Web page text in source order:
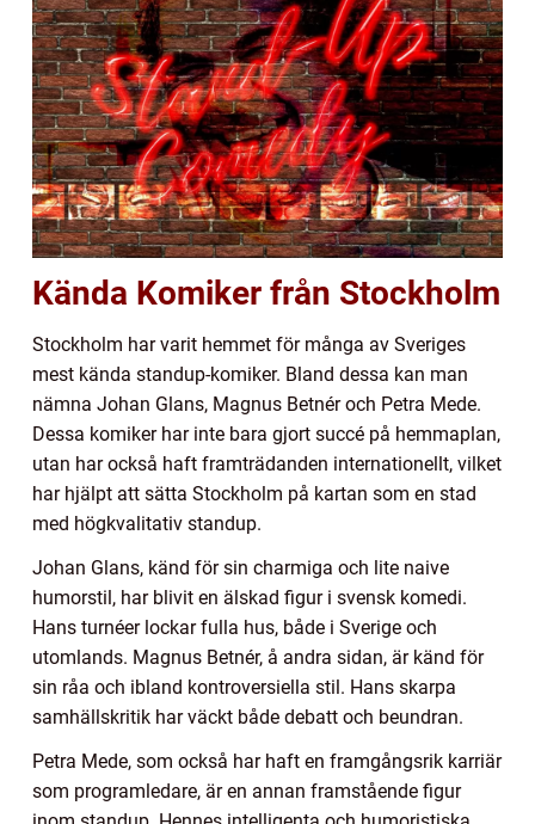
Kända Komiker från Stockholm
Stockholm har varit hemmet för många av Sveriges
mest kända standup-komiker. Bland dessa kan man
nämna Johan Glans, Magnus Betnér och Petra Mede.
Dessa komiker har inte bara gjort succé på hemmaplan,
utan har också haft framträdanden internationellt, vilket
har hjälpt att sätta Stockholm på kartan som en stad
med högkvalitativ standup.
Johan Glans, känd för sin charmiga och lite naive
humorstil, har blivit en älskad figur i svensk komedi.
Hans turnéer lockar fulla hus, både i Sverige och
utomlands. Magnus Betnér, å andra sidan, är känd för
sin råa och ibland kontroversiella stil. Hans skarpa
samhällskritik har väckt både debatt och beundran.
Petra Mede, som också har haft en framgångsrik karriär
som programledare, är en annan framstående figur